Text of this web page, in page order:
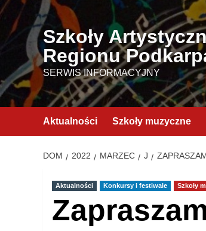
Przejdź
treści
Szkoły
Regionu
SERWIS INFORMACYJNY
Aktualności Szkoły muzyczne
DOM 2022 MARZEC J
Aktualności Konkursy i festiwale Szkoły